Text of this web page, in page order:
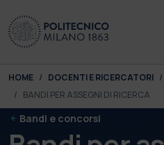
You are here:
HOME DOCENTI E RICERCATORI
BANDI PER ASSEGNI DI RICERCA
Bandi e concorsi